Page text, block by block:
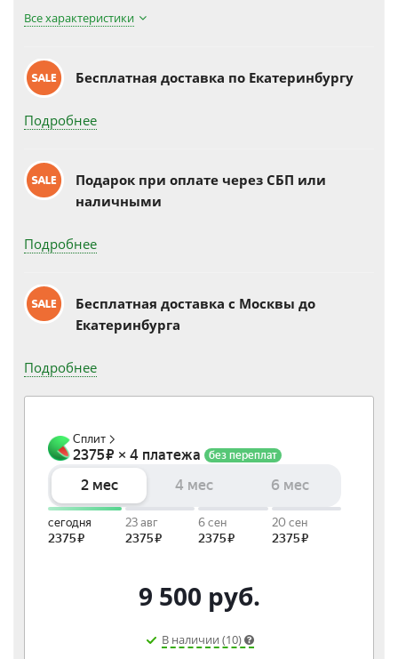
Все характеристики
Бесплатная доставка по Екатеринбургу
Подробнее
Подарок при оплате через СБП или
наличными
Подробнее
Бесплатная доставка c Москвы до
Екатеринбурга
Подробнее
9 500 руб.
В наличии (10)